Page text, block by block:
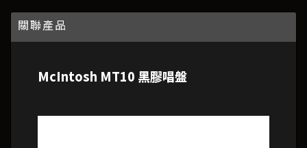
關聯產品
McIntosh MT10 黑膠唱盤